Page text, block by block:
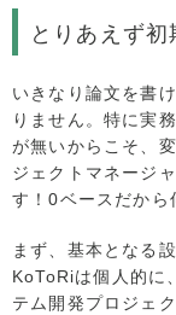
とりあえず初
いきなり論文を書
りません。特に実
が無いからこそ、
ジェクトマネージ
す！0ベースだから
まず、基本となる
KoToRiは個人的に
テム開発プロジェ